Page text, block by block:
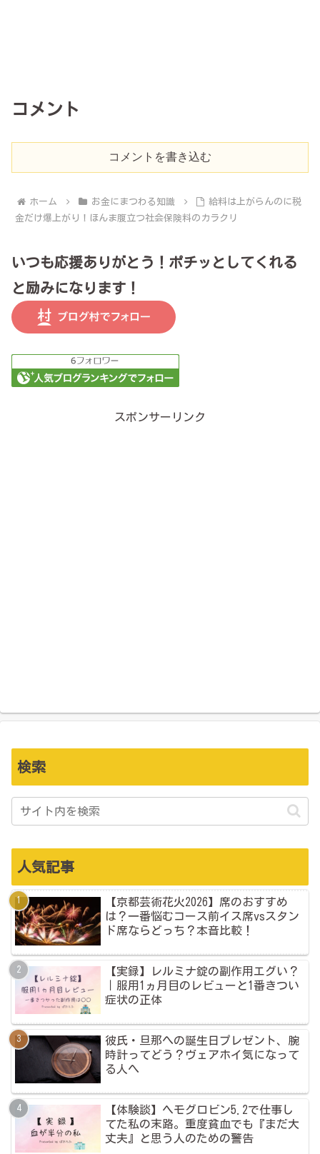
コメント
コメントを書き込む
ホーム お金にまつわる知識
給料は上がらんのに税
金だけ爆上がり！ほんま腹立つ社会保険料のカラクリ
いつも応援ありがとう！ポチッとしてくれる
と励みになります！
スポンサーリンク
検索
人気記事
【京都芸術花火2026】席のおすすめ
は？一番悩むコース前イス席vsスタン
ド席ならどっち？本音比較！
【実録】レルミナ錠の副作用エグい？
｜服用1ヵ月目のレビューと1番きつい
症状の正体
彼氏・旦那への誕生日プレゼント、腕
時計ってどう？ヴェアホイ気になって
る人へ
【体験談】ヘモグロビン5.2で仕事し
てた私の末路。重度貧血でも『まだ大
丈夫』と思う人のための警告